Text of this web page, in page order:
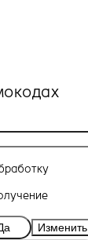
Изменить